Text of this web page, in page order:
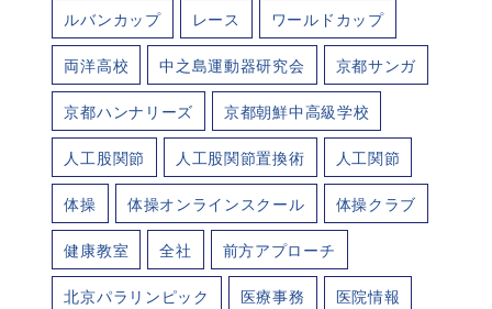
ルバンカップ レース ワールドカップ
両洋高校 中之島運動器研究会 京都サンガ
京都ハンナリーズ 京都朝鮮中高級学校
人工股関節 人工股関節置換術 人工関節
体操 体操オンラインスクール 体操クラブ
健康教室 全社 前方アプローチ
北京パラリンピック 医療事務 医院情報